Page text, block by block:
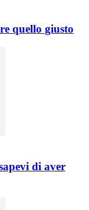
quello giusto
di aver